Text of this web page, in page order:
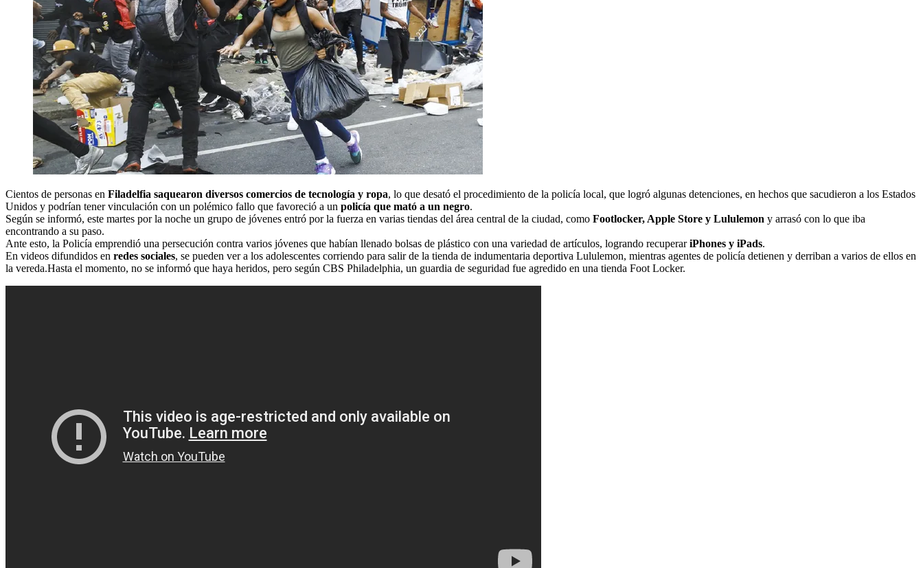
Cientos de personas en Filadelfia saquearon diversos comercios de tecnología y ropa, lo que desató el procedimiento de la policía local, que logró algunas detenciones, en hechos que sacudieron a los Estados
Unidos y podrían tener vinculación con un polémico fallo que favoreció a un policía que mató a un negro.
Según se informó, este martes por la noche un grupo de jóvenes entró por la fuerza en varias tiendas del área central de la ciudad, como Footlocker, Apple Store y Lululemon y arrasó con lo que iba
encontrando a su paso.
Ante esto, la Policía emprendió una persecución contra varios jóvenes que habían llenado bolsas de plástico con una variedad de artículos, logrando recuperariPhones y iPads.
En videos difundidos en redes sociales, se pueden ver a los adolescentes corriendo para salir de la tienda de indumentaria deportiva Lululemon, mientras agentes de policía detienen y derriban a varios de ellos en
la vereda.Hasta el momento, no se informó que haya heridos, pero según CBS Philadelphia, un guardia de seguridad fue agredido en una tienda Foot Locker.